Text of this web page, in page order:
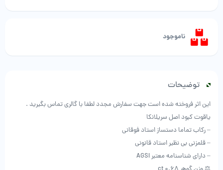
ناموجود
توضیحات
این اثر فروخته شده است جهت سفارش مجدد لطفا با گالری تماس بگیرید .
یاقوت کبود اصل سریلانکا
– رکاب تماما دستساز استاد فوقانی
– قلمزنی بی نظیر استاد قانونی
– دارای شناسنامه معتبر AGSI